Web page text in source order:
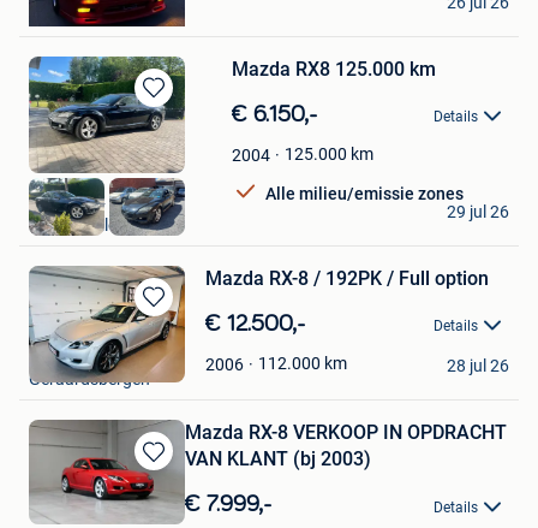
Aalst
Bewaren
in
Mijn
Favorieten
Mazda RX8 125.000 km
€ 6.150,- Details
2004 125.000 km
Alle milieu/emissie zones
LIBELCAR SA
Braine-L'Alleud
29 jul 26
Bewaren
in
Mijn
Favorieten
Mazda RX-8 / 192PK / Full option
€ 12.500,- Details
2006 112.000 km
Steven Andries
Geraardsbergen
28 jul 26
Bewaren
in
Mijn
Mazda RX-8 VERKOOP IN OPDRACHT
VAN KLANT (bj 2003)
€ 7.999,- Details